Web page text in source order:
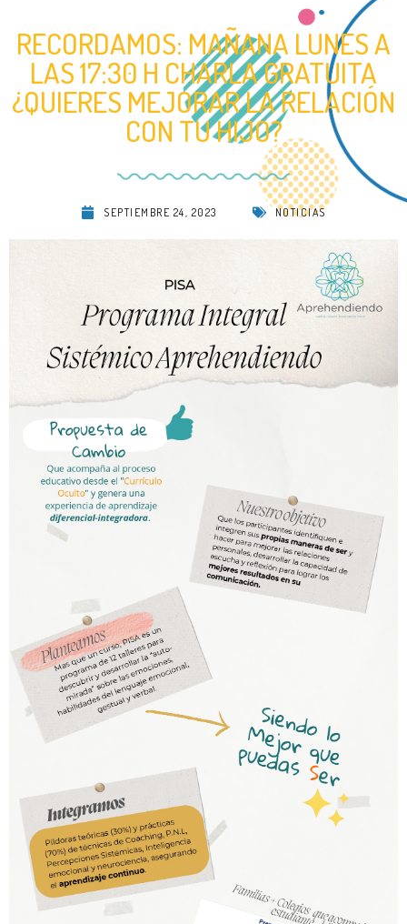
RECORDAMOS: MAÑANA LUNES A
LAS 17:30 H CHARLA GRATUITA
¿QUIERES MEJORAR LA RELACIÓN
CON TU HIJO?
SEPTIEMBRE 24, 2023 NOTICIAS